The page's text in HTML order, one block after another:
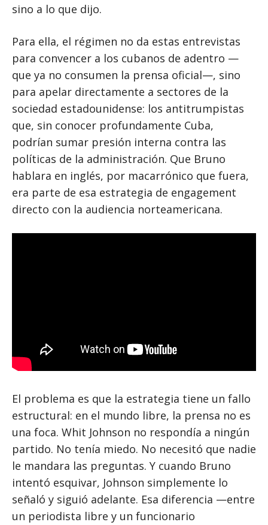
sino a lo que dijo.
Para ella, el régimen no da estas entrevistas
para convencer a los cubanos de adentro —
que ya no consumen la prensa oficial—, sino
para apelar directamente a sectores de la
sociedad estadounidense: los antitrumpistas
que, sin conocer profundamente Cuba,
podrían sumar presión interna contra las
políticas de la administración. Que Bruno
hablara en inglés, por macarrónico que fuera,
era parte de esa estrategia de engagement
directo con la audiencia norteamericana.
El problema es que la estrategia tiene un fallo
estructural: en el mundo libre, la prensa no es
una foca. Whit Johnson no respondía a ningún
partido. No tenía miedo. No necesitó que nadie
le mandara las preguntas. Y cuando Bruno
intentó esquivar, Johnson simplemente lo
señaló y siguió adelante. Esa diferencia —entre
un periodista libre y un funcionario